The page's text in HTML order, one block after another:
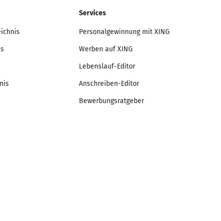
Services
Personalgewinnung mit XING
Werben auf XING
Lebenslauf-Editor
Anschreiben-Editor
Bewerbungsratgeber